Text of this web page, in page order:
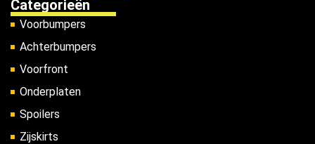
Categorieën
Voorbumpers
Achterbumpers
Voorfront
Onderplaten
Spoilers
Zijskirts